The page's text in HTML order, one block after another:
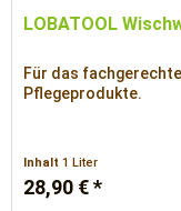
LOBATOOL
Für das
Pflegeprodukte.
Inhalt1 Liter
28,90 € *